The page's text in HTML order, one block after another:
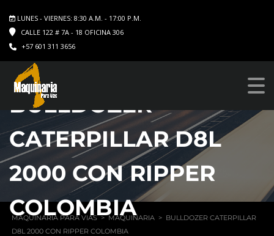
LUNES - VIERNES: 8:30 A.M. - 17:00 P.M.
CALLE 122 # 7A - 18 OFICINA 306
+57 601 311 3656
BULLDOZER
CATERPILLAR D8L
2000 CON RIPPER
COLOMBIA
MAQUINARIA PARA VIAS > MAQUINARIA > BULLDOZER CATERPILLAR
D8L 2000 CON RIPPER COLOMBIA